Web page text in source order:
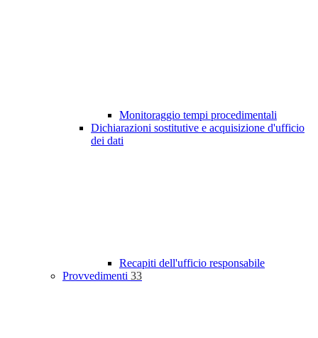
Monitoraggio tempi procedimentali
Dichiarazioni sostitutive e acquisizione d'ufficio
dei dati
Recapiti dell'ufficio responsabile
Provvedimenti 33